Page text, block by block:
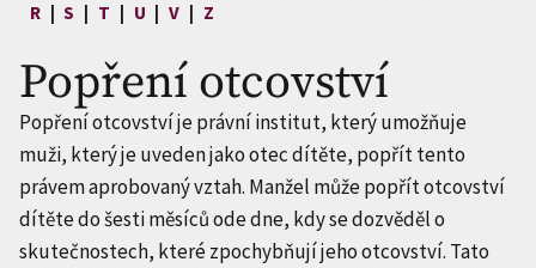
R | S | T | U | V | Z
Popření otcovství
Popření otcovství je právní institut, který umožňuje
muži, který je uveden jako otec dítěte, popřít tento
právem aprobovaný vztah. Manžel může popřít otcovství
dítěte do šesti měsíců ode dne, kdy se dozvěděl o
skutečnostech, které zpochybňují jeho otcovství. Tato